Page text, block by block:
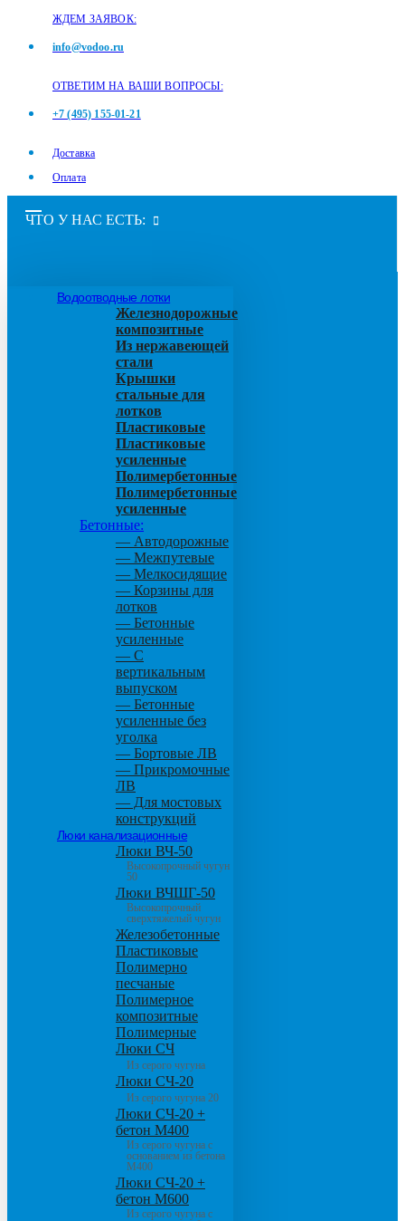
ЖДЕМ ЗАЯВОК:
info@vodoo.ru
ОТВЕТИМ НА ВАШИ ВОПРОСЫ:
+7 (495) 155-01-21
Доставка
Оплата
ЧТО У НАС ЕСТЬ:
Водоотводные лотки
Железнодорожные
композитные
Из нержавеющей
стали
Крышки
стальные для
лотков
Пластиковые
Пластиковые
усиленные
Полимербетонные
Полимербетонные
усиленные
Бетонные:
— Автодорожные
— Межпутевые
— Мелкосидящие
— Корзины для
лотков
— Бетонные
усиленные
— С
вертикальным
выпуском
— Бетонные
усиленные без
уголка
— Бортовые ЛВ
— Прикромочные
ЛВ
— Для мостовых
конструкций
Люки канализационные
Люки ВЧ-50
Высокопрочный чугун
50
Люки ВЧШГ-50
Высокопрочный
сверхтяжелый чугун
Железобетонные
Пластиковые
Полимерно
песчаные
Полимерное
композитные
Полимерные
Люки СЧ
Из серого чугуна
Люки СЧ-20
Из серого чугуна 20
Люки СЧ-20 +
бетон М400
Из серого чугуна с
основанием из бетона
М400
Люки СЧ-20 +
бетон М600
Из серого чугуна с